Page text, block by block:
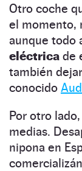
Otro coche
el momento,
aunque todo
eléctrica de
también
conocido
Por otro
medias.
nipona en